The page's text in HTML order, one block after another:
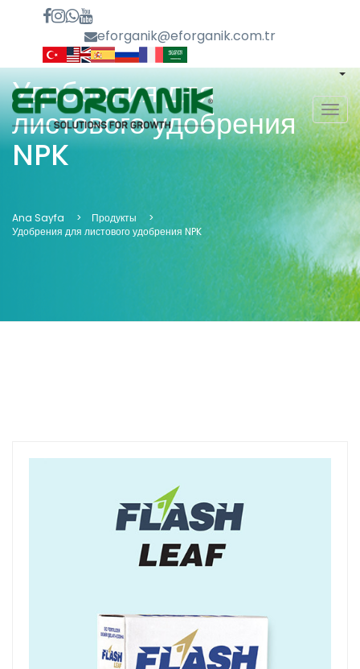
eforganik@eforganik.com.tr
Удобрения для
листового удобрения
NPK
Ana Sayfa
Продукты
Удобрения для листового удобрения NPK